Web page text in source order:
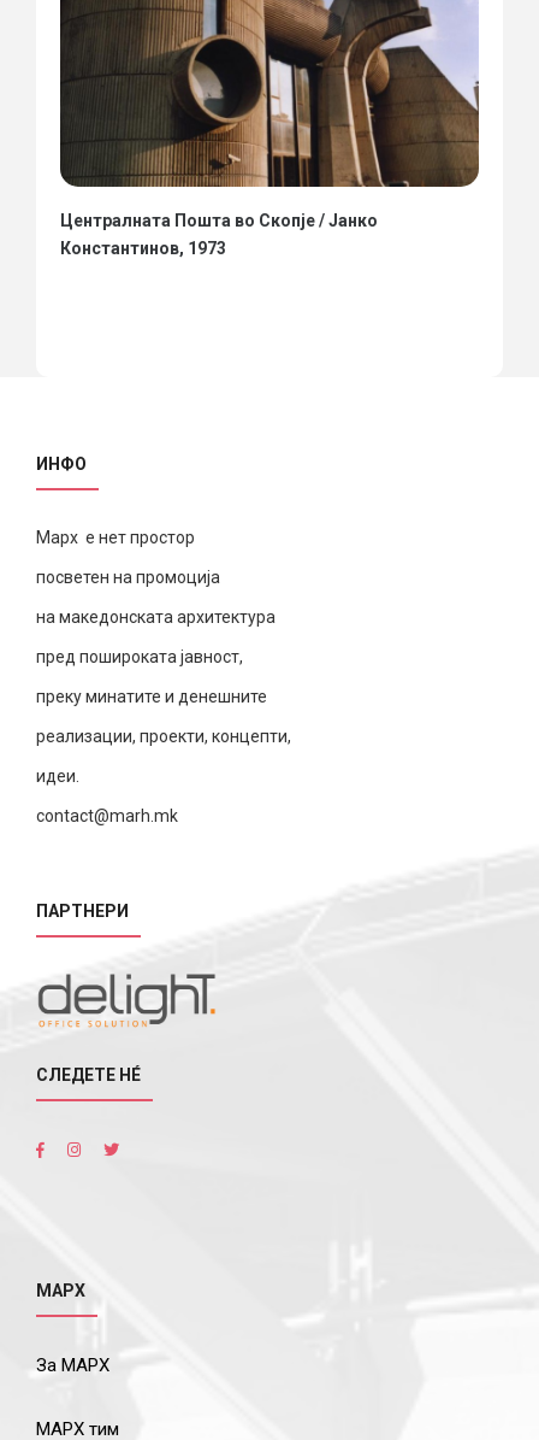
Централната Пошта во Скопје / Јанко
Константинов, 1973
ИНФО
Марх е нет простор
посветен на промоција
на македонската архитектура
пред пошироката јавност,
преку минатите и денешните
реализации, проекти, концепти,
идеи.
contact@marh.mk
ПАРТНЕРИ
СЛЕДЕТЕ НÉ
МАРХ
За МАРХ
МАРХ тим